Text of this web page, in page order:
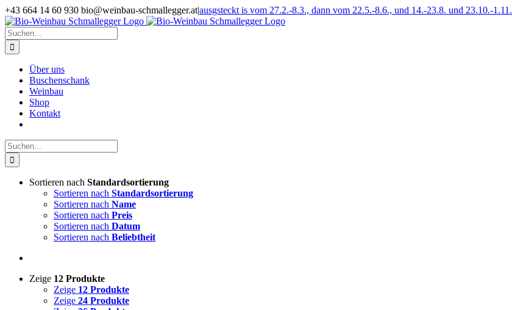
Zum
Inhalt
springen
+43 664 14 60 930 bio@weinbau-schmallegger.at|ausgsteckt is vom 27.2.-8.3., dann vom 22.5.-8.6., und 14.-23.8. und 23.10.-1.11.
Facebook
Instagram
Suche
nach:
Über uns
Buschenschank
Weinbau
Shop
Kontakt
Suche
nach:
Sortieren nach Standardsortierung
Sortieren nach Standardsortierung
Sortieren nach Name
Sortieren nach Preis
Sortieren nach Datum
Sortieren nach Beliebtheit
Zeige 12 Produkte
Zeige 12 Produkte
Zeige 24 Produkte